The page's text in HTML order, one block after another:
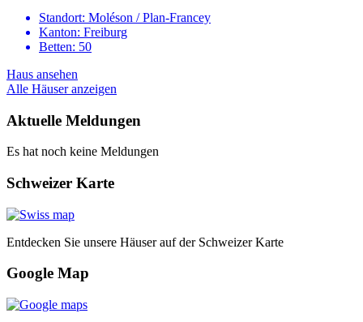
Standort: Moléson / Plan-Francey
Kanton: Freiburg
Betten: 50
Haus ansehen
Alle Häuser anzeigen
Aktuelle Meldungen
Es hat noch keine Meldungen
Schweizer Karte
Entdecken Sie unsere Häuser auf der Schweizer Karte
Google Map